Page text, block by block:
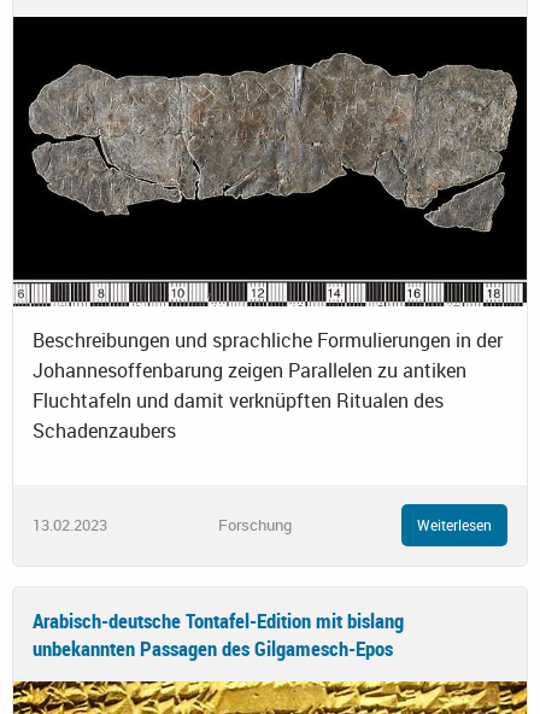
Beschreibungen und sprachliche Formulierungen in der
Johannesoffenbarung zeigen Parallelen zu antiken
Fluchtafeln und damit verknüpften Ritualen des
Schadenzaubers
13.02.2023 Forschung Weiterlesen
Arabisch-deutsche Tontafel-Edition mit bislang
unbekannten Passagen des Gilgamesch-Epos